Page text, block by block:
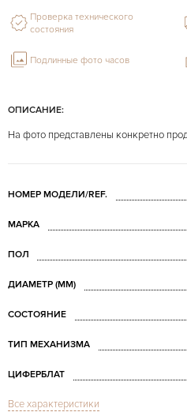
ОПИСАНИЕ:
На фото представлены конкретно
НОМЕР МОДЕЛИ/REF.
МАРКА
ПОЛ
ДИАМЕТР (MM)
СОСТОЯНИЕ
ТИП МЕХАНИЗМА
ЦИФЕРБЛАТ
СТЕКЛО
Все характеристики
Проверка технического
состояния
Подлинные фото часов